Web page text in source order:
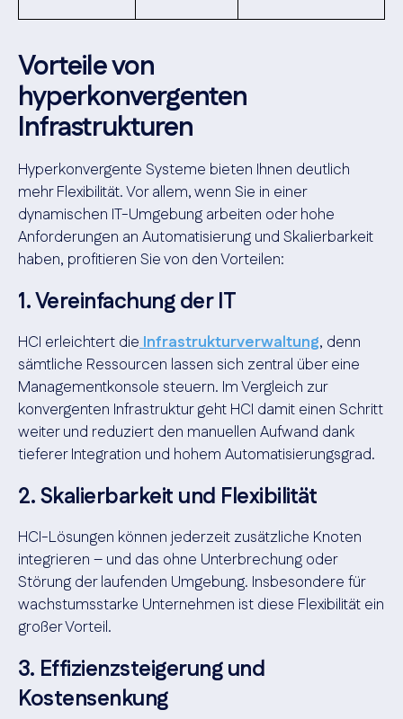
Vorteile von
hyperkonvergenten
Infrastrukturen
Hyperkonvergente Systeme bieten Ihnen deutlich
mehr Flexibilität. Vor allem, wenn Sie in einer
dynamischen IT-Umgebung arbeiten oder hohe
Anforderungen an Automatisierung und Skalierbarkeit
haben, profitieren Sie von den Vorteilen:
1. Vereinfachung der IT
HCI erleichtert die Infrastrukturverwaltung, denn
sämtliche Ressourcen lassen sich zentral über eine
Managementkonsole steuern. Im Vergleich zur
konvergenten Infrastruktur geht HCI damit einen Schritt
weiter und reduziert den manuellen Aufwand dank
tieferer Integration und hohem Automatisierungsgrad.
2. Skalierbarkeit und Flexibilität
HCI-Lösungen können jederzeit zusätzliche Knoten
integrieren – und das ohne Unterbrechung oder
Störung der laufenden Umgebung. Insbesondere für
wachstumsstarke Unternehmen ist diese Flexibilität ein
großer Vorteil.
3. Effizienzsteigerung und
Kostensenkung